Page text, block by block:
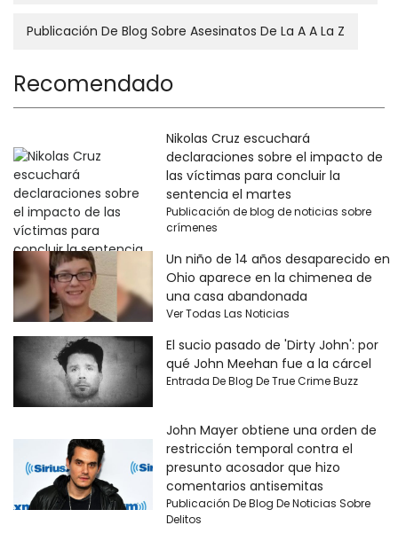
Publicación De Blog Sobre Asesinatos De La A A La Z
Recomendado
Nikolas Cruz escuchará
declaraciones sobre el impacto de
las víctimas para concluir la
sentencia el martes
Publicación de blog de noticias sobre
crímenes
Un niño de 14 años desaparecido en
Ohio aparece en la chimenea de
una casa abandonada
Ver Todas Las Noticias
El sucio pasado de 'Dirty John': por
qué John Meehan fue a la cárcel
Entrada De Blog De True Crime Buzz
John Mayer obtiene una orden de
restricción temporal contra el
presunto acosador que hizo
comentarios antisemitas
Publicación De Blog De Noticias Sobre
Delitos